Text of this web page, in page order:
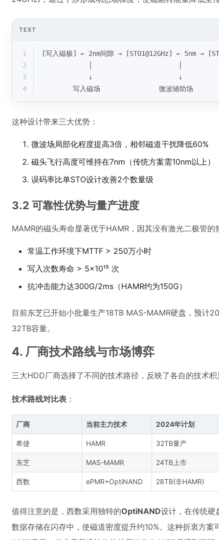
TEXT
1
[写入磁极] ← 2nm间隙 → [STO1@12GHz] ← 5nm →
2
3
            ↓                      ↓
4
        写入磁场               微波辅助场
这种设计带来三大优势：
微波场局部化程度提高3倍，相邻磁道干扰降低60%
磁头飞行高度可维持在7nm（传统方案需10nm以上）
误码率比单STO设计改善2个数量级
3.2 可靠性优势与量产进度
MAMR的磁头寿命显著优于HAMR，因其没有激光二极管
常温工作环境下MTTF > 250万小时
写入次数寿命 > 5×10¹⁵ 次
抗冲击能力达300G/2ms（HAMR约为150G）
目前东芝已开始小批量生产18TB MAS-MAMR硬盘，预计
32TB容量。
4. 厂商技术路线与市场博弈
三大HDD厂商选择了不同的技术路径，反映了各自的技术
技术路线对比表 ：
厂商 当前主力技术 2024年计划
希捷 HAMR 32TB量产
东芝 MAS-MAMR 24TB上市
西数 ePMR+OptiNAND 28TB(非HAMR)
值得注意的是，西数采用独特的OptiNAND设计，在传统硬
数据存储在闪存中，使磁道密度提升约10%。这种折衷方